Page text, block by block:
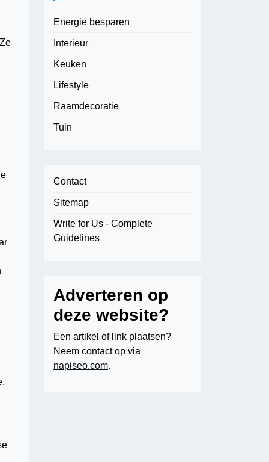
Energie besparen
Interieur
Keuken
Lifestyle
Raamdecoratie
Tuin
Contact
Sitemap
Write for Us - Complete
Guidelines
Adverteren op
deze website?
Een artikel of link plaatsen?
Neem contact op via
napiseo.com.